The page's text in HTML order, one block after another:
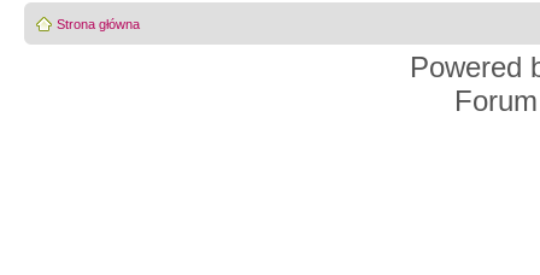
Strona główna
Powered